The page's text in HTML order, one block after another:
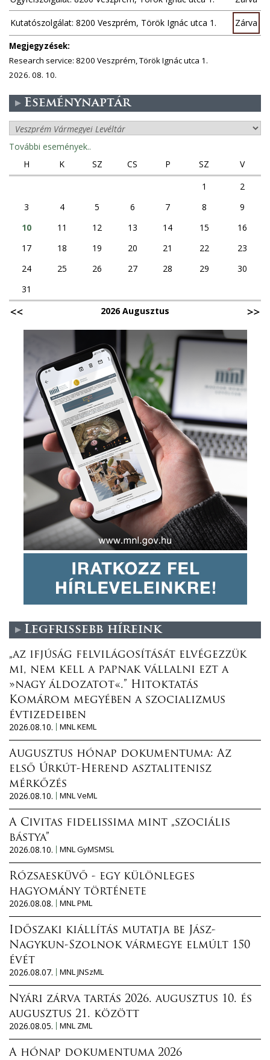
k
Kutatószolgálat: 8200 Veszprém, Török Ignác utca 1. Zárva
Megjegyzések:
Research service: 8200 Veszprém, Török Ignác utca 1.
2026. 08. 10.
Eseménynaptár
További események..
H
K SZ CS P SZ
V
1
2
3
4 5 6 7 8
9
10
11 12 13 14 15
16
17
18 19 20 21 22
23
24
25 26 27 28 29
30
31
2026 Augusztus
Legfrissebb híreink
„az ifjúság felvilágosítását elvégezzük
mi, nem kell a papnak vállalni ezt a
»nagy áldozatot«.” Hitoktatás
Komárom megyében a szocializmus
évtizedeiben
2026.08.10.
MNL KEML
Augusztus hónap dokumentuma: Az
első Úrkút-Herend asztalitenisz
mérkőzés
2026.08.10.
MNL VeML
A Civitas fidelissima mint „szociális
bástya”
2026.08.10.
MNL GyMSMSL
Rózsaesküvő - egy különleges
hagyomány története
2026.08.08.
MNL PML
Időszaki kiállítás mutatja be Jász-
Nagykun-Szolnok vármegye elmúlt 150
évét
2026.08.07.
MNL JNSzML
Nyári zárva tartás 2026. augusztus 10. és
augusztus 21. között
2026.08.05.
MNL ZML
A hónap dokumentuma 2026